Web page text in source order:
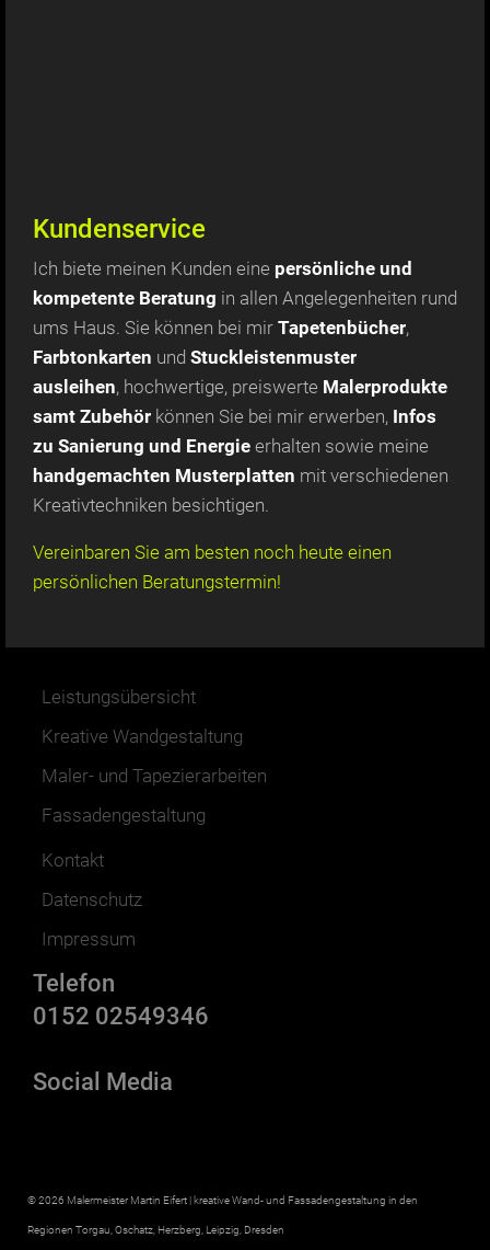
Kundenservice
Ich biete meinen Kunden eine persönliche und
kompetente Beratung in allen Angelegenheiten rund
ums Haus. Sie können bei mir Tapetenbücher,
Farbtonkarten und Stuckleistenmuster
ausleihen, hochwertige, preiswerte Malerprodukte
samt Zubehör können Sie bei mir erwerben, Infos
zu Sanierung und Energie erhalten sowie meine
handgemachten Musterplatten mit verschiedenen
Kreativtechniken besichtigen.
Vereinbaren Sie am besten noch heute einen
persönlichen Beratungstermin!
Leistungsübersicht
Kreative Wandgestaltung
Maler- und Tapezierarbeiten
Fassadengestaltung
Kontakt
Datenschutz
Impressum
Telefon
0152 02549346
Social Media
© 2026 Malermeister Martin Eifert | kreative Wand- und Fassadengestaltung in den
Regionen Torgau, Oschatz, Herzberg, Leipzig, Dresden